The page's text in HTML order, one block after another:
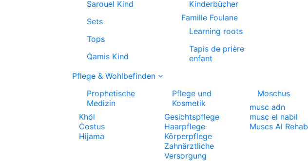
Sarouel Kind
Sets
Tops
Qamis Kind
Kinderbücher
Famille Foulane
Learning roots
Tapis de prière
enfant
Pflege & Wohlbefinden
Prophetische
Medizin
Khôl
Costus
Hijama
Pflege und
Kosmetik
Gesichtspflege
Haarpflege
Körperpflege
Zahnärztliche
Versorgung
Moschus
musc adn
musc el nabil
Muscs Al Rehab